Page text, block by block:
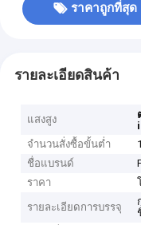
ราคาถูกที่สุด
รายละเอียดสินค้า
แสงสูง
จำนวนสั่งซื้อขั้นต่ำ
1
ชื่อแบรนด์
ราคา
รายละเอียดการบรรจุ